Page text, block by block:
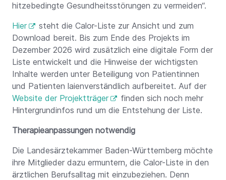
hitzebedingte Gesundheitsstörungen zu vermeiden“.
Hier
steht die Calor-Liste zur Ansicht und zum
Download bereit. Bis zum Ende des Projekts im
Dezember 2026 wird zusätzlich eine digitale Form der
Liste entwickelt und die Hinweise der wichtigsten
Inhalte werden unter Beteiligung von Patientinnen
und Patienten laienverständlich aufbereitet. Auf der
Website der Projektträger
finden sich noch mehr
Hintergrundinfos rund um die Entstehung der Liste.
Therapieanpassungen notwendig
Die Landesärztekammer Baden-Württemberg möchte
ihre Mitglieder dazu ermuntern, die Calor-Liste in den
ärztlichen Berufsalltag mit einzubeziehen. Denn